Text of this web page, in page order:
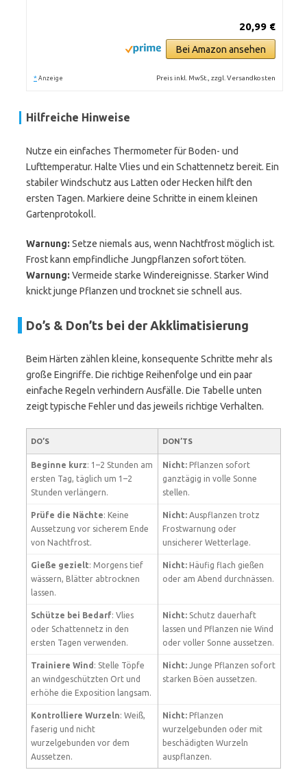
20,99 €
Bei Amazon ansehen
* Anzeige Preis inkl. MwSt., zzgl. Versandkosten
Hilfreiche Hinweise
Nutze ein einfaches Thermometer für Boden- und
Lufttemperatur. Halte Vlies und ein Schattennetz bereit. Ein
stabiler Windschutz aus Latten oder Hecken hilft den
ersten Tagen. Markiere deine Schritte in einem kleinen
Gartenprotokoll.
Warnung: Setze niemals aus, wenn Nachtfrost möglich ist.
Frost kann empfindliche Jungpflanzen sofort töten.
Warnung: Vermeide starke Windereignisse. Starker Wind
knickt junge Pflanzen und trocknet sie schnell aus.
Do’s & Don’ts bei der Akklimatisierung
Beim Härten zählen kleine, konsequente Schritte mehr als
große Eingriffe. Die richtige Reihenfolge und ein paar
einfache Regeln verhindern Ausfälle. Die Tabelle unten
zeigt typische Fehler und das jeweils richtige Verhalten.
DO’S DON’TS
Beginne kurz: 1–2 Stunden am
ersten Tag, täglich um 1–2
Stunden verlängern.
Nicht: Pflanzen sofort
ganztägig in volle Sonne
stellen.
Prüfe die Nächte: Keine
Aussetzung vor sicherem Ende
von Nachtfrost.
Nicht: Auspflanzen trotz
Frostwarnung oder
unsicherer Wetterlage.
Gieße gezielt: Morgens tief
wässern, Blätter abtrocknen
lassen.
Nicht: Häufig flach gießen
oder am Abend durchnässen.
Schütze bei Bedarf: Vlies
oder Schattennetz in den
ersten Tagen verwenden.
Nicht: Schutz dauerhaft
lassen und Pflanzen nie Wind
oder voller Sonne aussetzen.
Trainiere Wind : Stelle Töpfe
an windgeschützten Ort und
erhöhe die Exposition langsam.
Nicht: Junge Pflanzen sofort
starken Böen aussetzen.
Kontrolliere Wurzeln: Weiß,
faserig und nicht
wurzelgebunden vor dem
Aussetzen.
Nicht: Pflanzen
wurzelgebunden oder mit
beschädigten Wurzeln
auspflanzen.